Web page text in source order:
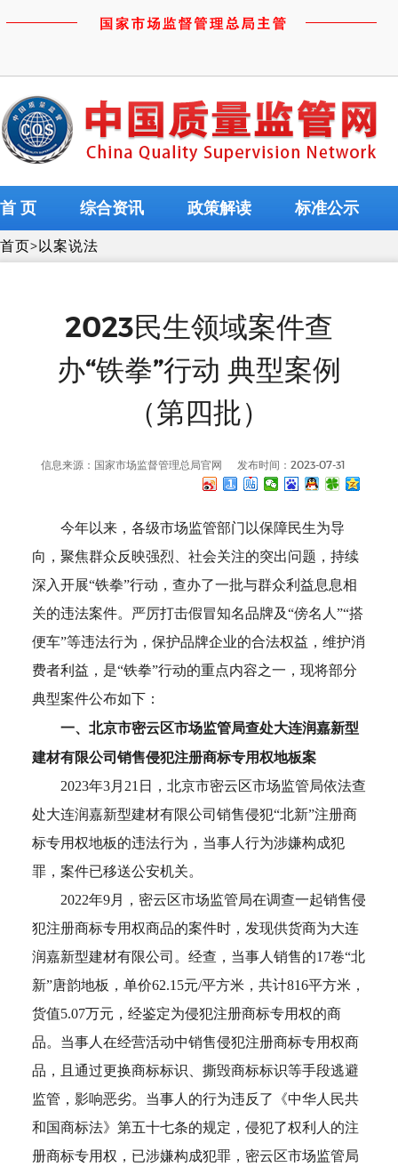
首 页 综合资讯 政策解读 标准公示
首页>以案说法
2023民生领域案件查
办“铁拳”行动 典型案例
（第四批）
信息来源：国家市场监督管理总局官网 发布时间：2023-07-31
今年以来，各级市场监管部门以保障民生为导
向，聚焦群众反映强烈、社会关注的突出问题，持续
深入开展“铁拳”行动，查办了一批与群众利益息息相
关的违法案件。严厉打击假冒知名品牌及“傍名人”“搭
便车”等违法行为，保护品牌企业的合法权益，维护消
费者利益，是“铁拳”行动的重点内容之一，现将部分
典型案件公布如下：
一、北京市密云区市场监管局查处大连润嘉新型
建材有限公司销售侵犯注册商标专用权地板案
2023年3月21日，北京市密云区市场监管局依法查
处大连润嘉新型建材有限公司销售侵犯“北新”注册商
标专用权地板的违法行为，当事人行为涉嫌构成犯
罪，案件已移送公安机关。
2022年9月，密云区市场监管局在调查一起销售侵
犯注册商标专用权商品的案件时，发现供货商为大连
润嘉新型建材有限公司。经查，当事人销售的17卷“北
新”唐韵地板，单价62.15元/平方米，共计816平方米，
货值5.07万元，经鉴定为侵犯注册商标专用权的商
品。当事人在经营活动中销售侵犯注册商标专用权商
品，且通过更换商标标识、撕毁商标标识等手段逃避
监管，影响恶劣。当事人的行为违反了《中华人民共
和国商标法》第五十七条的规定，侵犯了权利人的注
册商标专用权，已涉嫌构成犯罪，密云区市场监管局